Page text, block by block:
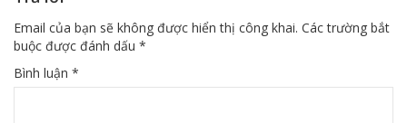
Email của bạn sẽ không được hiển thị công khai. Các trường bắt
buộc được đánh dấu *
Bình luận *